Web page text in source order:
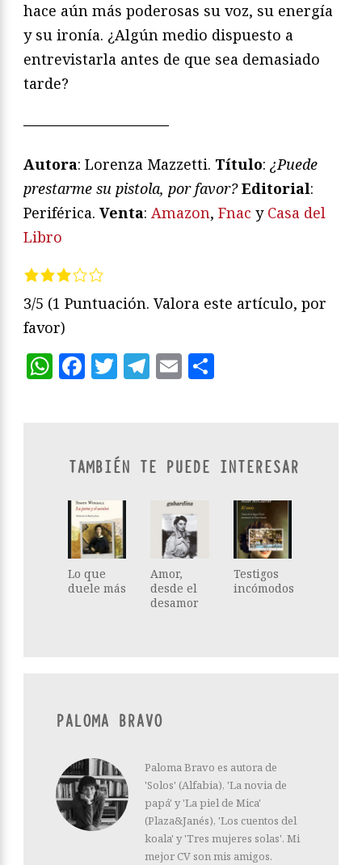
hace aún más poderosas su voz, su energía
y su ironía. ¿Algún medio dispuesto a
entrevistarla antes de que sea demasiado
tarde?
——————————
Autora: Lorenza Mazzetti. Título: ¿Puede
prestarme su pistola, por favor? Editorial:
Periférica. Venta: Amazon, Fnac y Casa del
Libro
3/5 (1 Puntuación. Valora este artículo, por
favor)
WhatsApp
Facebook
Twitter
Telegram
Email
TAMBIÉN TE PUEDE INTERESAR
Lo que
duele más
Amor,
desde el
desamor
Testigos
incómodos
PALOMA BRAVO
Paloma Bravo es autora de
'Solos' (Alfabia), 'La novia de
papá' y 'La piel de Mica'
(Plaza&Janés), 'Los cuentos del
koala' y 'Tres mujeres solas'. Mi
mejor CV son mis amigos.